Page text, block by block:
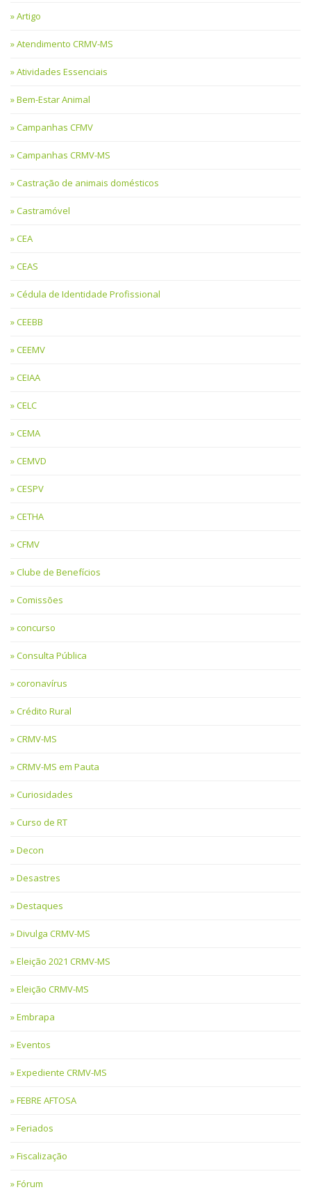
Artigo
Atendimento CRMV-MS
Atividades Essenciais
Bem-Estar Animal
Campanhas CFMV
Campanhas CRMV-MS
Castração de animais domésticos
Castramóvel
CEA
CEAS
Cédula de Identidade Profissional
CEEBB
CEEMV
CEIAA
CELC
CEMA
CEMVD
CESPV
CETHA
CFMV
Clube de Benefícios
Comissões
concurso
Consulta Pública
coronavírus
Crédito Rural
CRMV-MS
CRMV-MS em Pauta
Curiosidades
Curso de RT
Decon
Desastres
Destaques
Divulga CRMV-MS
Eleição 2021 CRMV-MS
Eleição CRMV-MS
Embrapa
Eventos
Expediente CRMV-MS
FEBRE AFTOSA
Feriados
Fiscalização
Fórum